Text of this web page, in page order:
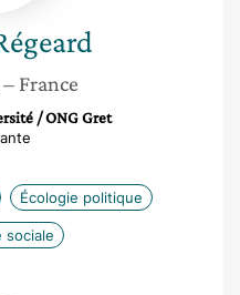
– France
/ ONG Gret
Écologie politique
sociale